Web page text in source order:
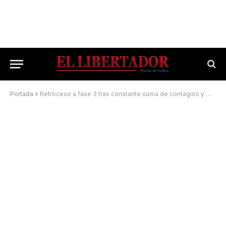
Portada » Retroceso a fase 3 tras constante suma de contagios y muertes